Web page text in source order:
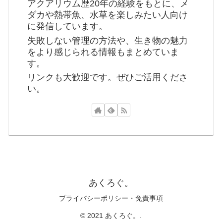
アクアリウム歴20年の経験をもとに、メ
ダカや熱帯魚、水草を楽しみたい人向け
に発信しています。
失敗しない管理の方法や、生き物の魅力
をより感じられる情報もまとめていま
す。
リンクも大歓迎です。ぜひご活用くださ
い。
あくろぐ。
プライバシーポリシー・免責事項
© 2021 あくろぐ。.